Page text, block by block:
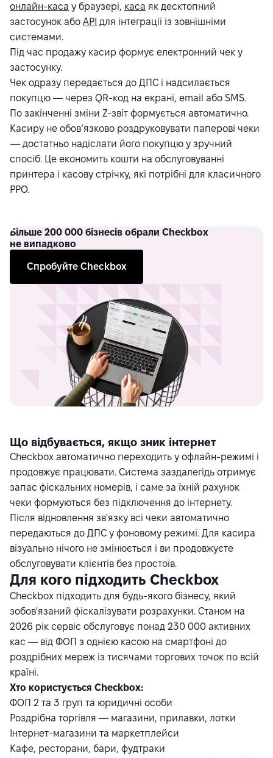
онлайн-каса у браузері, каса як десктопний
застосунок або API для інтеграції із зовнішніми
системами.
Під час продажу касир формує електронний чек у
застосунку.
Чек одразу передається до ДПС і надсилається
покупцю — через QR-код на екрані, email або SMS.
По закінченні зміни Z-звіт формується автоматично.
Касиру не обов’язково роздруковувати паперові чеки
— достатньо надіслати його покупцю у зручний
спосіб. Це економить кошти на обслуговуванні
принтера і касову стрічку, які потрібні для класичного
РРО.
Більше 200 000 бізнесів обрали Checkbox
не випадково
Спробуйте Checkbox
Що відбувається, якщо зник інтернет
Checkbox автоматично переходить у офлайн-режимі і
продовжує працювати. Система заздалегідь отримує
запас фіскальних номерів, і саме за їхній рахунок
чеки формуються без підключення до інтернету.
Після відновлення зв'язку всі чеки автоматично
передаються до ДПС у фоновому режимі. Для касира
візуально нічого не змінюється і ви продовжуєте
обслуговувати клієнтів без простоїв.
Для кого підходить Checkbox
Checkbox підходить для будь-якого бізнесу, який
зобов'язаний фіскалізувати розрахунки. Станом на
2026 рік сервіс обслуговує понад 230 000 активних
кас — від ФОП з однією касою на смартфоні до
роздрібних мереж із тисячами торгових точок по всій
країні.
Хто користується Checkbox:
ФОП 2 та 3 груп та юридичні особи
Роздрібна торгівля — магазини, прилавки, лотки
Інтернет-магазини та маркетплейси
Кафе, ресторани, бари, фудтраки